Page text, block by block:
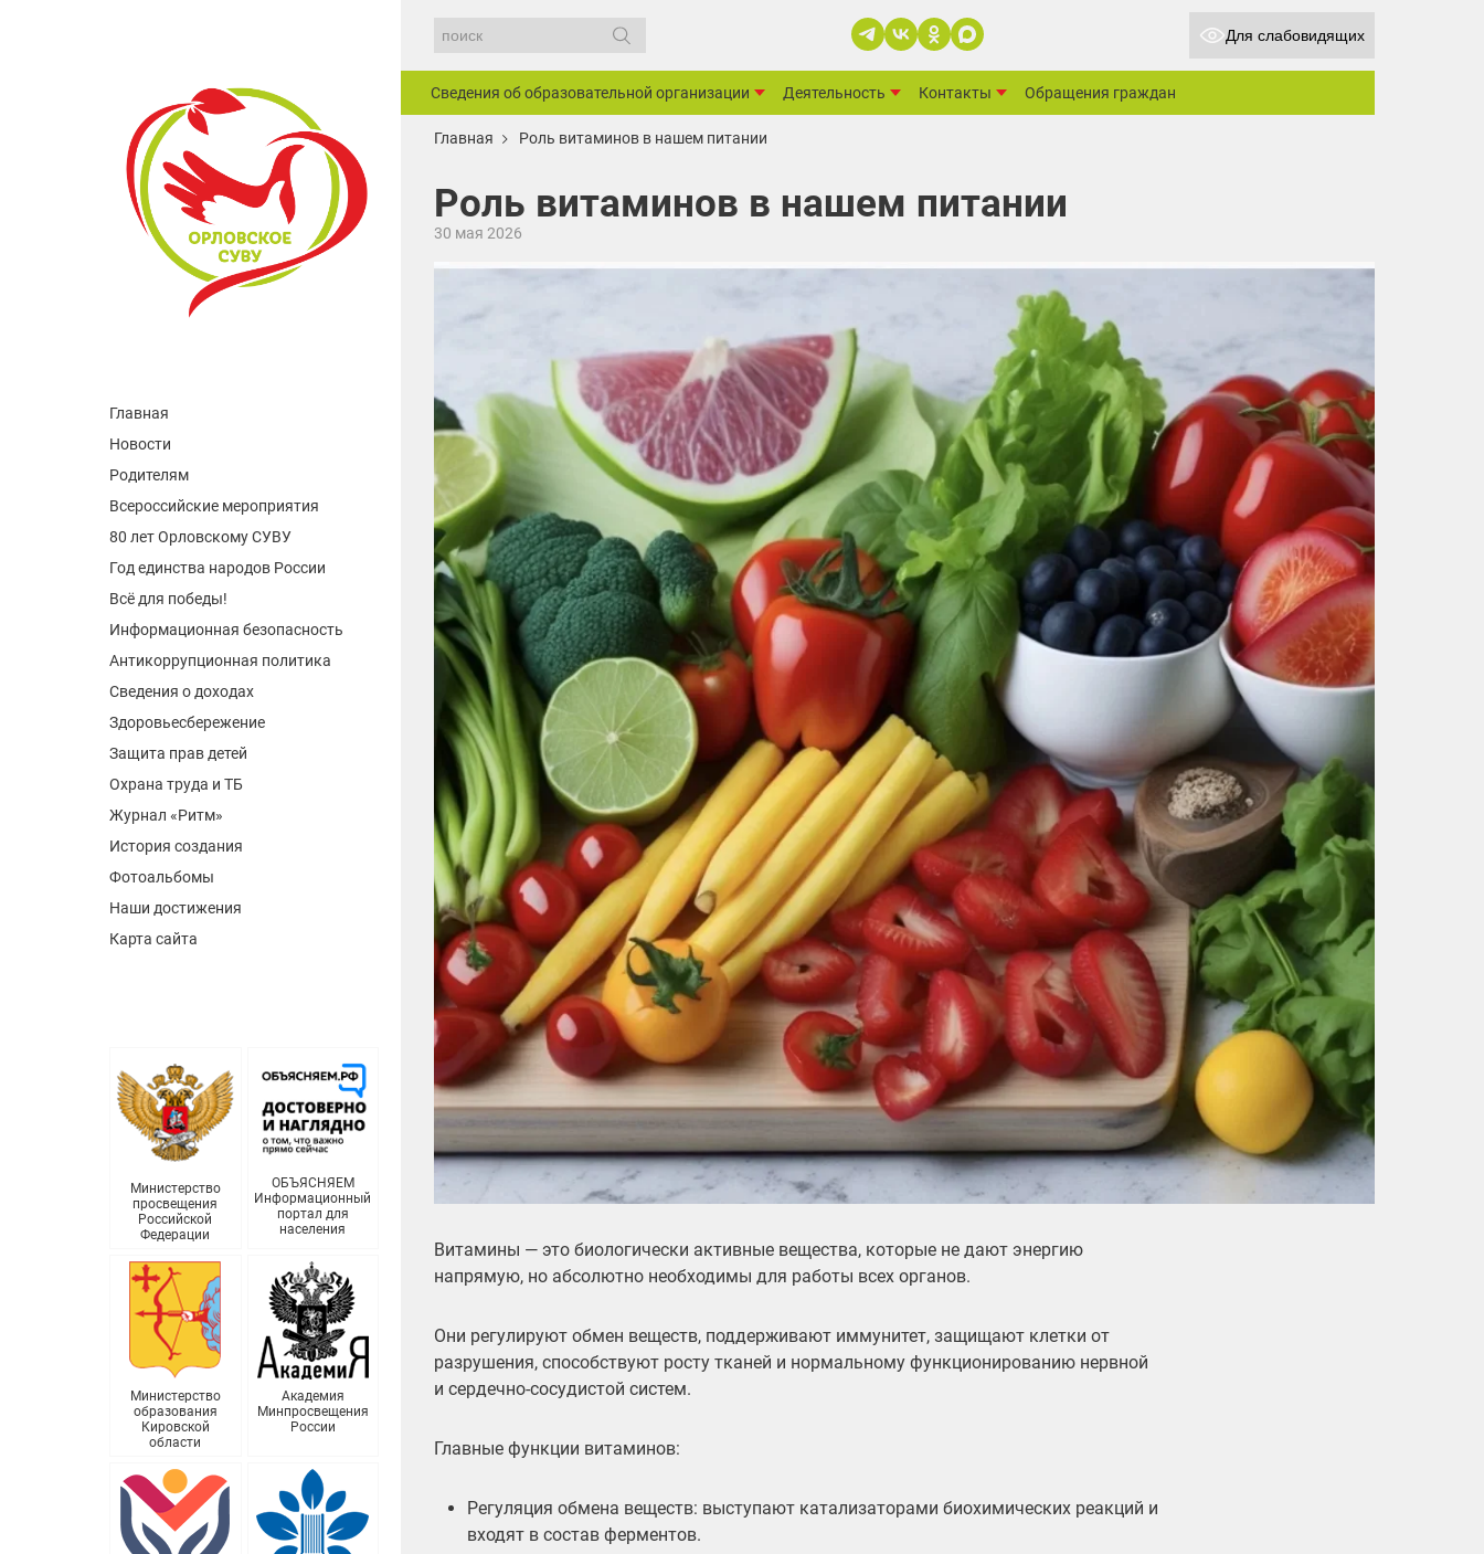
Главная
Новости
Родителям
Всероссийские мероприятия
80 лет Орловскому СУВУ
Год единства народов России
Всё для победы!
Информационная безопасность
Антикоррупционная политика
Сведения о доходах
Здоровьесбережение
Защита прав детей
Охрана труда и ТБ
Журнал «Ритм»
История создания
Фотоальбомы
Наши достижения
Карта сайта
Министерство
просвещения
Российской
Федерации
ОБЪЯСНЯЕМ
Информационный
портал для
населения
Министерство
образования
Кировской
области
Академия
Минпросвещения
России
Для слабовидящих
Сведения об образовательной организации Деятельность Контакты Обращения граждан
Главная Роль витаминов в нашем питании
Роль витаминов в нашем питании
30 мая 2026
Витамины — это биологически активные вещества, которые не дают энергию
напрямую, но абсолютно необходимы для работы всех органов.
Они регулируют обмен веществ, поддерживают иммунитет, защищают клетки от
разрушения, способствуют росту тканей и нормальному функционированию нервной
и сердечно-сосудистой систем.
Главные функции витаминов:
Регуляция обмена веществ: выступают катализаторами биохимических реакций и
входят в состав ферментов.